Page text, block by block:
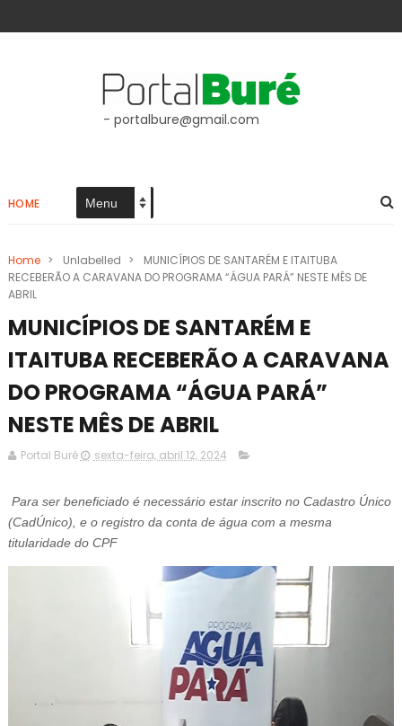
- portalbure@gmail.com
HOME
Home > Unlabelled >
MUNICÍPIOS DE SANTARÉM E ITAITUBA
RECEBERÃO A CARAVANA DO PROGRAMA “ÁGUA PARÁ” NESTE MÊS DE
ABRIL
MUNICÍPIOS DE SANTARÉM E
ITAITUBA RECEBERÃO A CARAVANA
DO PROGRAMA “ÁGUA PARÁ”
NESTE MÊS DE ABRIL
Portal Buré sexta-feira, abril 12, 2024
Para ser beneficiado é necessário estar inscrito no Cadastro Único
(CadÚnico), e o registro da conta de água com a mesma
titularidade do CPF